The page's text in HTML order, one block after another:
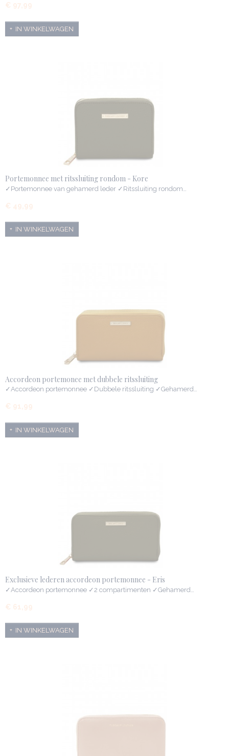
€ 97,99
IN WINKELWAGEN
Portemonnee met ritssluiting rondom - Kore
✓Portemonnee van gehamerd leder ✓Ritssluiting rondom…
€ 49,99
IN WINKELWAGEN
Accordeon portemonee met dubbele ritssluiting
✓Accordeon portemonnee ✓Dubbele ritssluiting ✓Gehamerd…
€ 91,99
IN WINKELWAGEN
Exclusieve lederen accordeon portemonnee - Eris
✓Accordeon portemonnee ✓2 compartimenten ✓Gehamerd…
€ 61,99
IN WINKELWAGEN